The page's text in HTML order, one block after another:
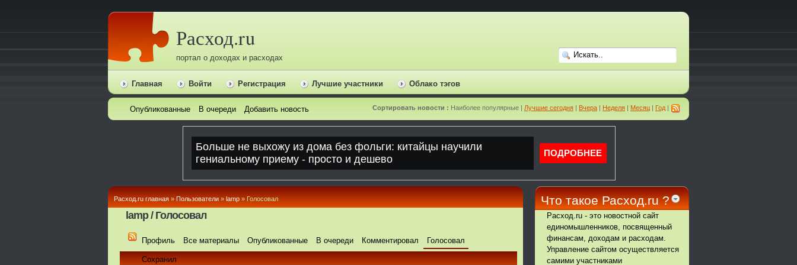
Расход.ru
портал о доходах и расходах
Главная Войти Регистрация Лучшие участники Облако тэгов
Сортировать новости : Наиболее популярные | Лучшие сегодня | Вчера | Неделя | Месяц | Год |
Опубликованные В очереди Добавить новость
Расход.ru главная » Пользователи » lamp » Голосовал
lamp / Голосовал
Профиль Все материалы Опубликованные В очереди Комментировал Голосовал
Сохранил
Что такое Расход.ru ?
Расход.ru - это новостной сайт
единомышленников, посвященный
финансам, доходам и расходам.
Управление сайтом осуществляется
самими участниками